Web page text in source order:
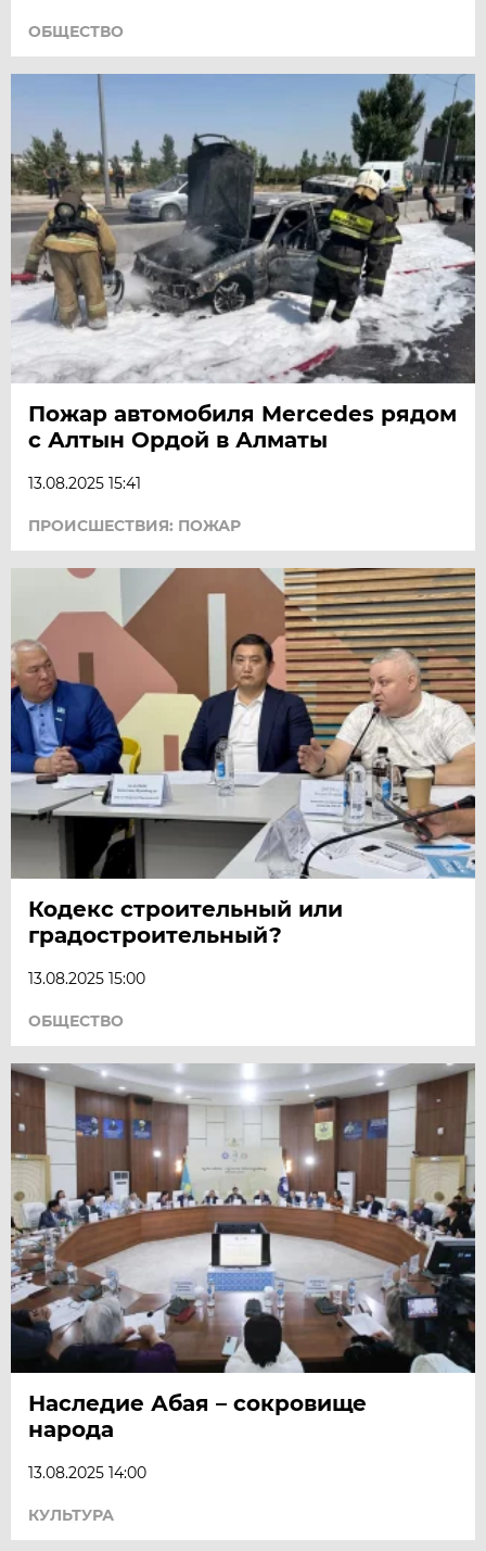
ОБЩЕСТВО
Пожар автомобиля Mercedes рядом
с Алтын Ордой в Алматы
13.08.2025 15:41
ПРОИСШЕСТВИЯ: ПОЖАР
Кодекс строительный или
градостроительный?
13.08.2025 15:00
ОБЩЕСТВО
Наследие Абая – сокровище
народа
13.08.2025 14:00
КУЛЬТУРА